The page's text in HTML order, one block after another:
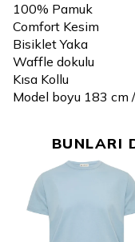
100% Pamuk
Comfort Kesim
Bisiklet Yaka
Waffle dokulu
Kısa Kollu
Model boyu 183 cm
BUNLARI